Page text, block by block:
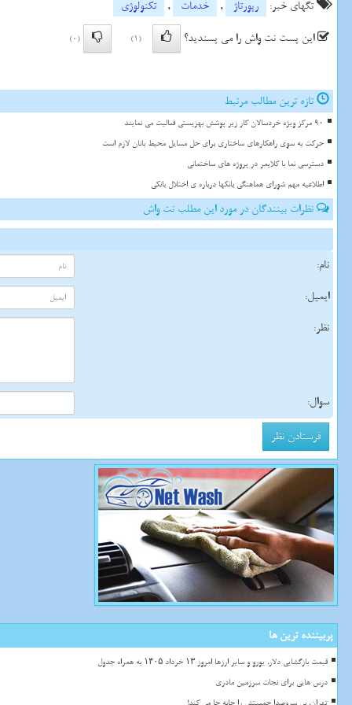
تگهای خبر:
رپورتاژ , خدمات ,
تكنولوژی
این پست نت واش را می پسندید؟
(1)
(0)
تازه ترین مطالب مرتبط
90 مرکز ویژه خردسالان کار زیر پوشش بهزیستی فعالیت می نمایند
حرکت به سوی راهکارهای ساختاری برای حل مسایل محیط بانان لازم است
دسترسی نما با کلایمر در پروژه های ساختمانی
اطلاعیه مهم شورای هماهنگی بانکها درباره ی اختلال بانکی
نظرات بینندگان در مورد این مطلب نت واش
نام:
ایمیل:
نظر:
سوال:
پربیننده ترین ها
قیمت بازگشایی دلار، یورو و سایر ارزها امروز ۱۳ خرداد ۱۴۰۵ به همراه جدول
درس هایی برای نجات سرزمین مادری